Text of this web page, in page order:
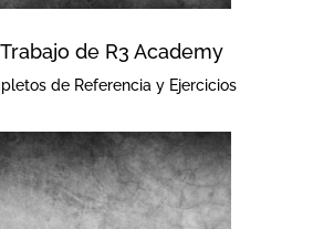
de R3 Academy
de Referencia y Ejercicios